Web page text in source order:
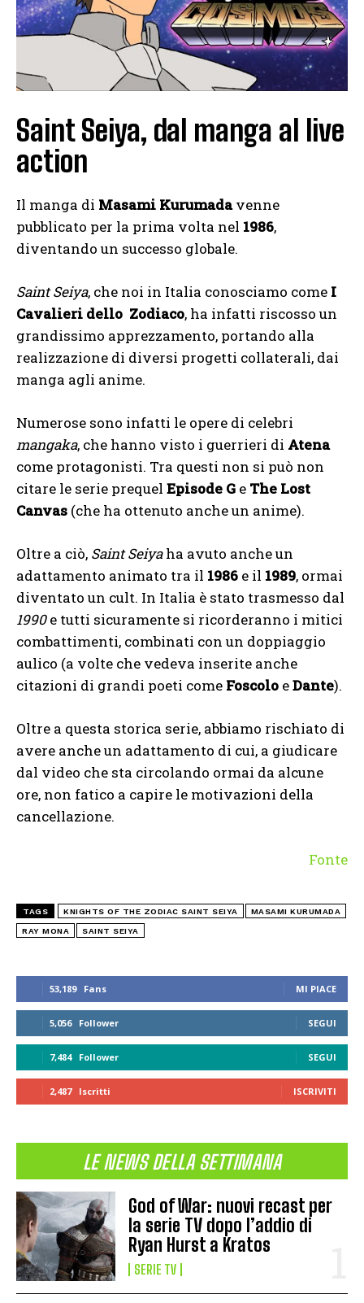
53,189 Fans MI PIACE
5,056 Follower SEGUI
7,484 Follower SEGUI
2,487 Iscritti ISCRIVITI
LE NEWS DELLA SETTIMANA
God of War: nuovi recast per
la serie TV dopo l’addio di
Ryan Hurst a Kratos
SERIE TV
Saint Seiya, dal manga al live
action
Il manga di Masami Kurumadavenne
pubblicato per la prima volta nel 1986,
diventando un successo globale.
Saint Seiya, che noi in Italia conosciamo come I
Cavalieri dello Zodiaco, ha infatti riscosso un
grandissimo apprezzamento, portando alla
realizzazione di diversi progetti collaterali, dai
manga agli anime.
Numerose sono infatti le opere di celebri
mangaka, che hanno visto i guerrieri di Atena
come protagonisti. Tra questi non si può non
citare le serie prequel Episode G e The Lost
Canvas (che ha ottenuto anche un anime).
Oltre a ciò, Saint Seiyaha avuto anche un
adattamento animato tra il 1986 e il 1989, ormai
diventato un cult. In Italia è stato trasmesso dal
1990e tutti sicuramente si ricorderanno i mitici
combattimenti, combinati con un doppiaggio
aulico (a volte che vedeva inserite anche
citazioni di grandi poeti come Foscolo eDante).
Oltre a questa storica serie, abbiamo rischiato di
avere anche un adattamento di cui, a giudicare
dal video che sta circolando ormai da alcune
ore, non fatico a capire le motivazioni della
cancellazione.
Fonte
TAGS KNIGHTS OF THE ZODIAC SAINT SEIYA MASAMI KURUMADA
RAY MONA SAINT SEIYA